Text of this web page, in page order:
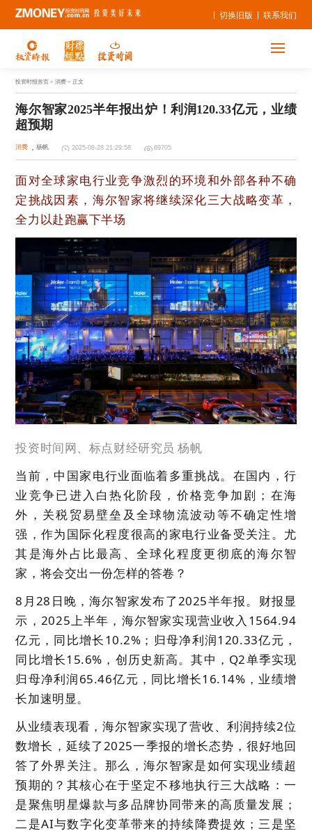
联系我们
切换旧版
投资时报首页 > 消费 > 正文
海尔智家2025半年报出炉！利润120.33亿元，业绩
超预期
消费 杨帆 2025-08-28 21:29:58 69705
面对全球家电行业竞争激烈的环境和外部各种不确
定挑战因素，海尔智家将继续深化三大战略变革，
全力以赴跑赢下半场
投资时间网、标点财经研究员 杨帆
当前，中国家电行业面临着多重挑战。在国内，行
业竞争已进入白热化阶段，价格竞争加剧；在海
外，关税贸易壁垒及全球物流波动等不确定性增
强，作为国际化程度很高的家电行业备受关注。尤
其是海外占比最高、全球化程度更彻底的海尔智
家，将会交出一份怎样的答卷？
8月28日晚，海尔智家发布了2025半年报。财报显
示，2025上半年，海尔智家实现营业收入 1564.94
亿元，同比增长10.2%；归母净利润120.33亿元，
同比增长15.6%，创历史新高。其中，Q2单季实现
归母净利润65.46亿元，同比增长16.14%，业绩增
长加速明显。
从业绩表现看，海尔智家实现了营收、利润持续2位
数增长，延续了2025一季报的增长态势，很好地回
答了外界关注。那么，海尔智家是如何实现业绩超
预期的？其核心在于坚定不移地执行三大战略：一
是聚焦明星爆款与多品牌协同带来的高质量发展；
二是AI与数字化变革带来的持续降费提效；三是坚